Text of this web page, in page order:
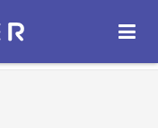
ОТКРЫТЬ